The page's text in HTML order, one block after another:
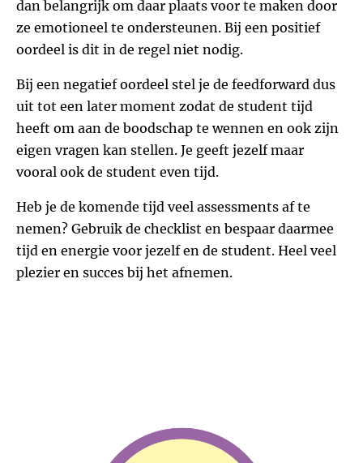
dan belangrijk om daar plaats voor te maken door
ze emotioneel te ondersteunen. Bij een positief
oordeel is dit in de regel niet nodig.
Bij een negatief oordeel stel je de feedforward dus
uit tot een later moment zodat de student tijd
heeft om aan de boodschap te wennen en ook zijn
eigen vragen kan stellen. Je geeft jezelf maar
vooral ook de student even tijd.
Heb je de komende tijd veel assessments af te
nemen? Gebruik de checklist en bespaar daarmee
tijd en energie voor jezelf en de student. Heel veel
plezier en succes bij het afnemen.